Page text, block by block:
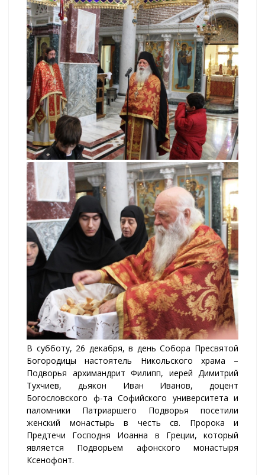
В субботу, 26 декабря, в день Собора Пресвятой
Богородицы настоятель Никольского храма –
Подворья архимандрит Филипп, иерей Димитрий
Тухчиев, дьякон Иван Иванов, доцент
Богословского ф-та Софийского университета и
паломники Патриаршего Подворья посетили
женский монастырь в честь св. Пророка и
Предтечи Господня Иоанна в Греции, который
является Подворьем афонского монастыря
Ксенофонт.